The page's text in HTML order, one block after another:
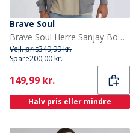
Brave Soul
Brave Soul Herre Sanjay Bomberjakke Lysegrå
Vejl. pris349,99 kr.
Spare200,00 kr.
Current
149,99 kr.
Halv pris eller mindre